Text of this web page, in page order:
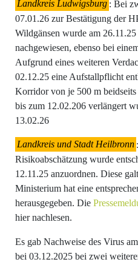
Landkreis Ludwigsburg : Bei
07.01.26 zur Bestätigung der
Wildgänsen wurde am
nachgewiesen, ebenso bei
Aufgrund eines weiteren
02.12.25 eine Aufstallpflicht
Korridor von je 500 m beidseits
bis zum 12.02.206 verlängert
13.02.26
Landkreis und Stadt Heilbronn
Risikoabschätzung wurde
12.11.25 anzuordnen. Diese
Ministerium hat eine
herausgegeben. Die
hier nachlesen.
Es gab Nachweise des Virus
bei 03.12.2025 bei zwei